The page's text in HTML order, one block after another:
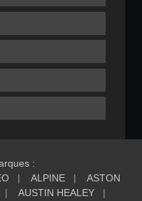
:
ALPINE
ASTON
AUSTIN HEALEY